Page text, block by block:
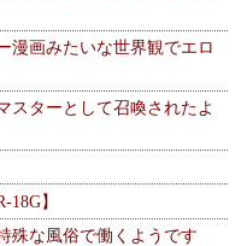
漫画みたいな世界観でエロ
スターとして召喚されたよ
】
殊な風俗で働くようです